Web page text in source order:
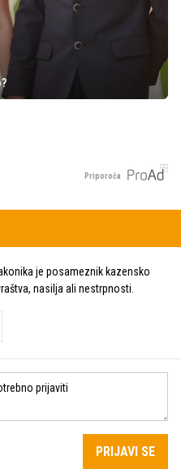
Priporoča
je posameznik kazensko
nasilja ali nestrpnosti.
PRIJAVI SE